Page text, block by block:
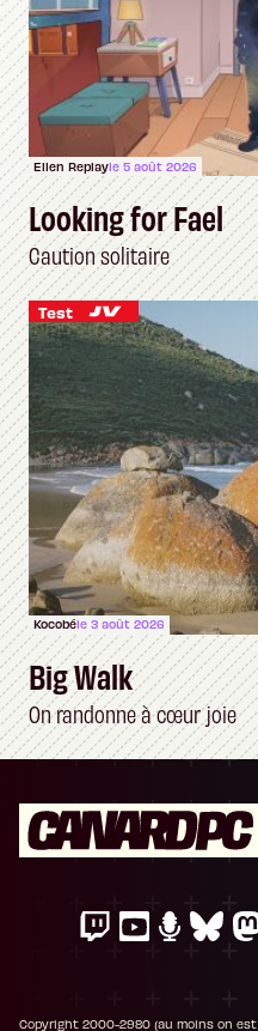
Ellen Replayle 5 août 2026
Looking for Fael
Caution solitaire
Test
Kocobéle 3 août 2026
Big Walk
On randonne à cœur joie
Copyright 2000-2980 (au moins on est